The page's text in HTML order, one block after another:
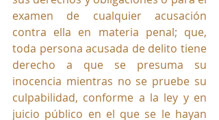
examen de cualquier acusación
contra ella en materia penal; que,
toda persona acusada de delito tiene
derecho a que se presuma su
inocencia mientras no se pruebe su
culpabilidad, conforme a la ley y en
juicio público en el que se le hayan